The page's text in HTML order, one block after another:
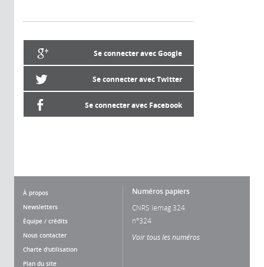
Se connecter avec Google
Se connecter avec Twitter
Se connecter avec Facebook
À propos
Newsletters
Équipe / crédits
Nous contacter
Charte d'utilisation
Plan du site
Numéros papiers
CNRS lemag 324
n°324
Voir tous les numéros